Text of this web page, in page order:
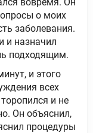
о моих
заболевания.
и назначил
подходящим.
и этого
всех
и не
Он объяснил,
процедуры